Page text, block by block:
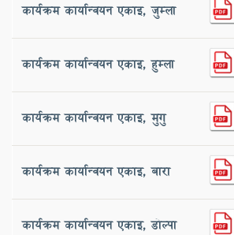
कार्यक्रम कार्यान्वयन एकाइ, ‌जुम्ला
कार्यक्रम कार्यान्वयन एकाइ, ‌हुम्ला
कार्यक्रम कार्यान्वयन एकाइ, ‌मुगु
कार्यक्रम कार्यान्वयन एकाइ, ‌बारा
कार्यक्रम कार्यान्वयन एकाइ, डोल्पा